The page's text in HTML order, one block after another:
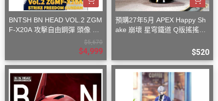
BNTSH BN HEAD VOL.2 ZGM
F-X20A 攻擊自由鋼彈 頭像 53
$5,670
$4,999
預購27年5月 APEX Happy Sh
ake 崩壞 星穹鐵道 Q版搖搖樂
$520